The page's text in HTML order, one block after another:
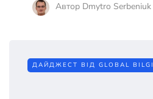
Автор Dmytro Serbeniuk
ДАЙДЖЕСТ ВІД GLOBAL BILGI